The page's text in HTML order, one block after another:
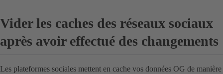
Vider les caches des réseaux sociaux
après avoir effectué des changements
Les plateformes sociales mettent en cache vos données OG de manière